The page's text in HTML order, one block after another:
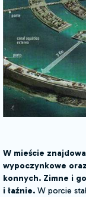
W mieście
wypoczynkowe
konnych. Zimne i
i łaźnie. W porcie